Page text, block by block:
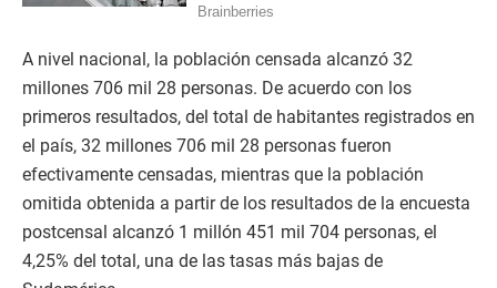
A nivel nacional, la población censada alcanzó 32
millones 706 mil 28 personas. De acuerdo con los
primeros resultados, del total de habitantes registrados en
el país, 32 millones 706 mil 28 personas fueron
efectivamente censadas, mientras que la población
omitida obtenida a partir de los resultados de la encuesta
postcensal alcanzó 1 millón 451 mil 704 personas, el
4,25% del total, una de las tasas más bajas de